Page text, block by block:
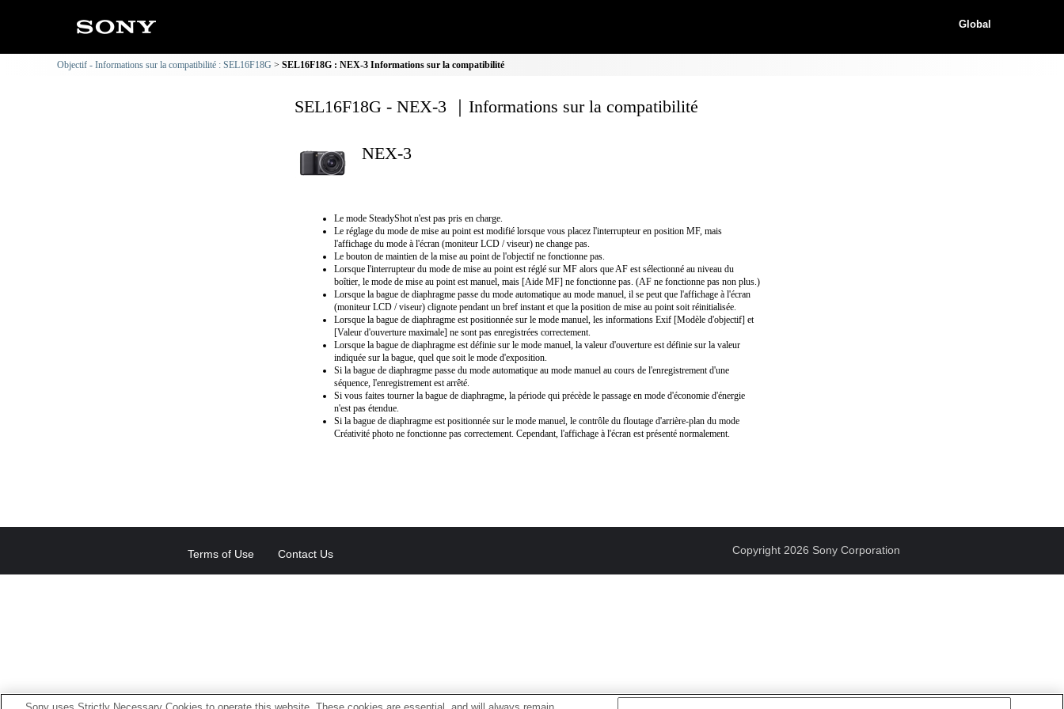
Global
Objectif - Informations sur la compatibilité : SEL16F18G SEL16F18G : NEX-3 Informations sur la compatibilité
SEL16F18G - NEX-3 ｜Informations sur la compatibilité
NEX-3
Le mode SteadyShot n'est pas pris en charge.
Le réglage du mode de mise au point est modifié lorsque vous placez l'interrupteur en position MF, mais
l'affichage du mode à l'écran (moniteur LCD / viseur) ne change pas.
Le bouton de maintien de la mise au point de l'objectif ne fonctionne pas.
Lorsque l'interrupteur du mode de mise au point est réglé sur MF alors que AF est sélectionné au niveau du
boîtier, le mode de mise au point est manuel, mais [Aide MF] ne fonctionne pas. (AF ne fonctionne pas non plus.)
Lorsque la bague de diaphragme passe du mode automatique au mode manuel, il se peut que l'affichage à l'écran
(moniteur LCD / viseur) clignote pendant un bref instant et que la position de mise au point soit réinitialisée.
Lorsque la bague de diaphragme est positionnée sur le mode manuel, les informations Exif [Modèle d'objectif] et
[Valeur d'ouverture maximale] ne sont pas enregistrées correctement.
Lorsque la bague de diaphragme est définie sur le mode manuel, la valeur d'ouverture est définie sur la valeur
indiquée sur la bague, quel que soit le mode d'exposition.
Si la bague de diaphragme passe du mode automatique au mode manuel au cours de l'enregistrement d'une
séquence, l'enregistrement est arrêté.
Si vous faites tourner la bague de diaphragme, la période qui précède le passage en mode d'économie d'énergie
n'est pas étendue.
Si la bague de diaphragme est positionnée sur le mode manuel, le contrôle du floutage d'arrière-plan du mode
Créativité photo ne fonctionne pas correctement. Cependant, l'affichage à l'écran est présenté normalement.
Terms of Use Contact Us Copyright 2026 Sony Corporation